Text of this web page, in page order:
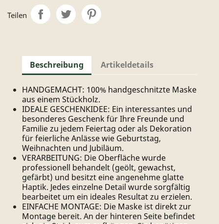
Teilen
Beschreibung Artikeldetails
HANDGEMACHT: 100% handgeschnitzte Maske
aus einem Stückholz.
IDEALE GESCHENKIDEE: Ein interessantes und
besonderes Geschenk für Ihre Freunde und
Familie zu jedem Feiertag oder als Dekoration
für feierliche Anlässe wie Geburtstag,
Weihnachten und Jubiläum.
VERARBEITUNG: Die Oberfläche wurde
professionell behandelt (geölt, gewachst,
gefärbt) und besitzt eine angenehme glatte
Haptik. Jedes einzelne Detail wurde sorgfältig
bearbeitet um ein ideales Resultat zu erzielen.
EINFACHE MONTAGE: Die Maske ist direkt zur
Montage bereit. An der hinteren Seite befindet